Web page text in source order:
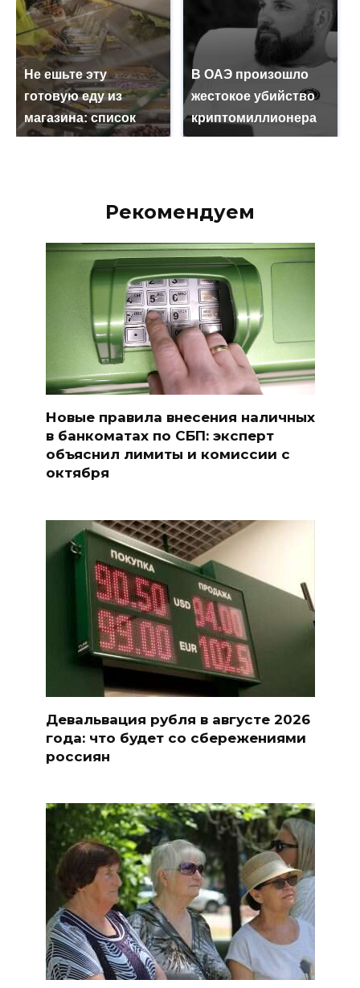
Не ешьте эту
готовую еду из
магазина: список
В ОАЭ произошло
жестокое убийство
криптомиллионера
Рекомендуем
Новые правила внесения наличных
в банкоматах по СБП: эксперт
объяснил лимиты и комиссии с
октября
Девальвация рубля в августе 2026
года: что будет со сбережениями
россиян